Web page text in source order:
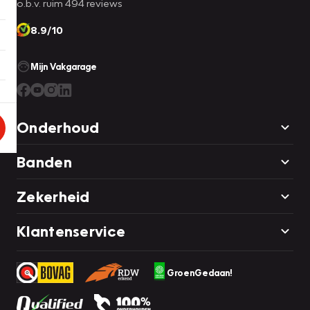
o.b.v. ruim 494 reviews
8.9/10
Mijn Vakgarage
Onderhoud
Banden
Zekerheid
Klantenservice
GroenGedaan!